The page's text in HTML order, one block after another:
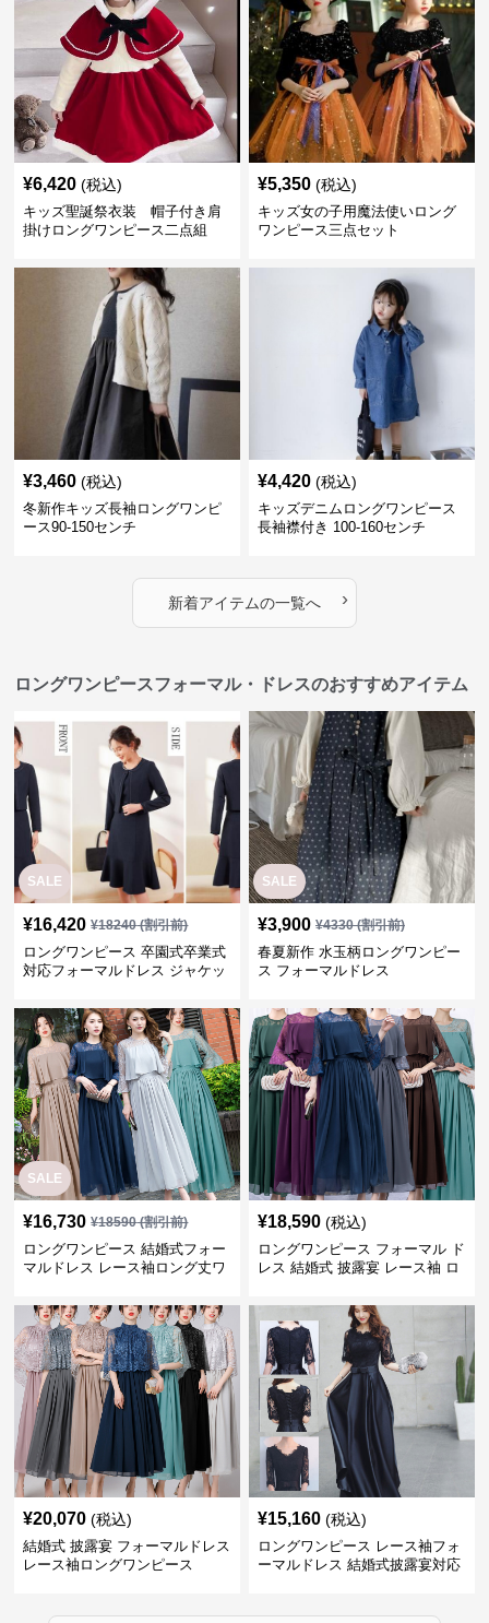
¥6,420 (税込)
キッズ聖誕祭衣装 帽子付き肩
掛けロングワンピース二点組
¥5,350 (税込)
キッズ女の子用魔法使いロング
ワンピース三点セット
¥3,460 (税込)
冬新作キッズ長袖ロングワンピ
ース90-150センチ
¥4,420 (税込)
キッズデニムロングワンピース
長袖襟付き 100-160センチ
新着アイテムの一覧へ ›
ロングワンピースフォーマル・ドレスのおすすめアイテム
SALE
¥16,420 ¥18240(割引前)
ロングワンピース 卒園式卒業式
対応フォーマルドレス ジャケッ
SALE
¥3,900 ¥4330(割引前)
春夏新作 水玉柄ロングワンピー
ス フォーマルドレス
SALE
¥16,730 ¥18590(割引前)
ロングワンピース 結婚式フォー
マルドレス レース袖ロング丈ワ
¥18,590 (税込)
ロングワンピース フォーマル ド
レス 結婚式 披露宴 レース袖 ロ
¥20,070 (税込)
結婚式 披露宴 フォーマルドレス
レース袖ロングワンピース
¥15,160 (税込)
ロングワンピース レース袖フォ
ーマルドレス 結婚式披露宴対応